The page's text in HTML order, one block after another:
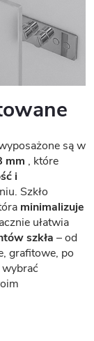
są w
mm , które
i
Szkło
minimalizuje
ułatwia
szkła – od
grafitowe, po